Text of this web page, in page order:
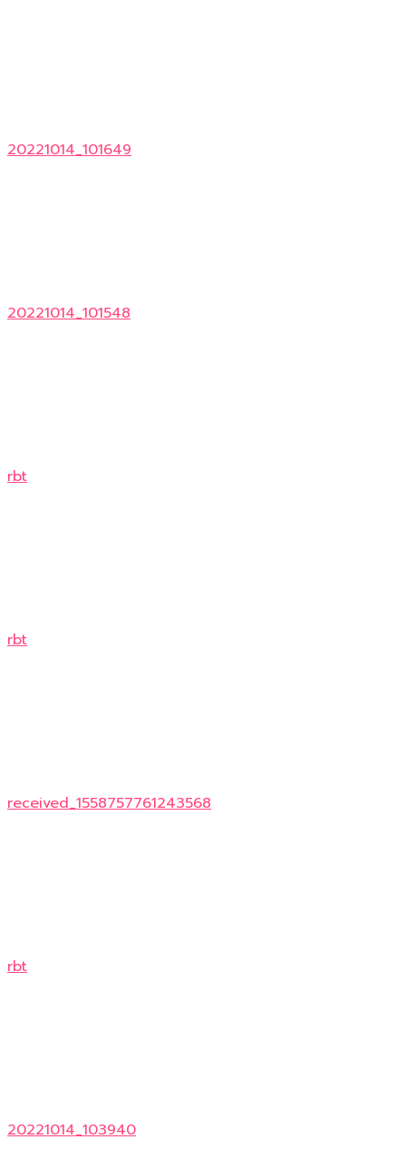
20221014_101649
20221014_101548
rbt
rbt
received_1558757761243568
rbt
20221014_103940